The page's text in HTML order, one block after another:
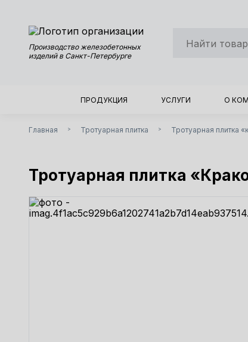
Производство железобетонных
изделий в Санкт-Петербурге
ПРОДУКЦИЯ УСЛУГИ О
Главная > Тротуарная плитка > Тротуарная плитка
Тротуарная плитка